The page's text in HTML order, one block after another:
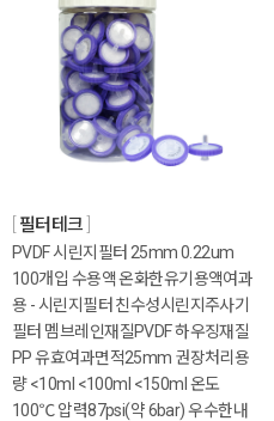
필터테크
PVDF 시린지필터 25mm 0.22um
100개입 수용액 온화한유기용액여과
용 - 시린지필터 친수성시린지주사기
필터 멤브레인재질PVDF 하우징재질
PP 유효여과면적25mm 권장처리용
량 <10ml <100ml <150ml 온도
100℃ 압력87psi(약 6bar) 우수한내